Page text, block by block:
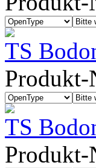
TS
Produkt-
TS
Produkt-